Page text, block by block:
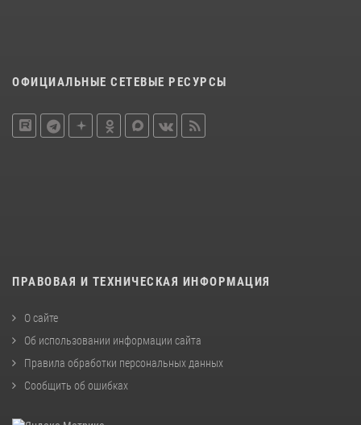
ОФИЦИАЛЬНЫЕ СЕТЕВЫЕ РЕСУРСЫ
ПРАВОВАЯ И ТЕХНИЧЕСКАЯ ИНФОРМАЦИЯ
О сайте
Об использовании информации сайта
Правила обработки персональных данных
Сообщить об ошибках